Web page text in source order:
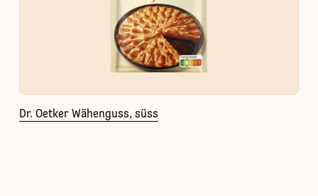
Dr. Oetker Wähenguss, süss